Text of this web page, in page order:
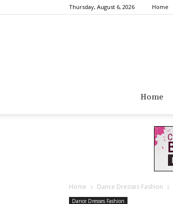
Thursday, August 6, 2026 Home
Home
Home Dance Dresses Fashion
Dance Dresses Fashion